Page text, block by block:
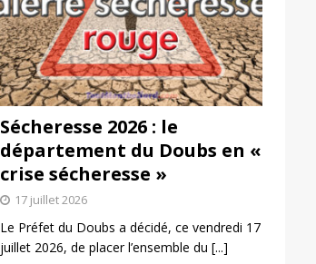
Sécheresse 2026 : le
département du Doubs en «
crise sécheresse »
17 juillet 2026
Le Préfet du Doubs a décidé, ce vendredi 17
juillet 2026, de placer l’ensemble du [...]